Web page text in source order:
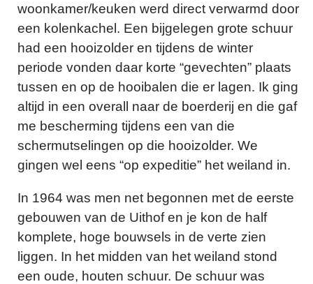
woonkamer/keuken werd direct verwarmd door
een kolenkachel. Een bijgelegen grote schuur
had een hooizolder en tijdens de winter
periode vonden daar korte “gevechten” plaats
tussen en op de hooibalen die er lagen. Ik ging
altijd in een overall naar de boerderij en die gaf
me bescherming tijdens een van die
schermutselingen op die hooizolder. We
gingen wel eens “op expeditie” het weiland in.
In 1964 was men net begonnen met de eerste
gebouwen van de Uithof en je kon de half
komplete, hoge bouwsels in de verte zien
liggen. In het midden van het weiland stond
een oude, houten schuur. De schuur was